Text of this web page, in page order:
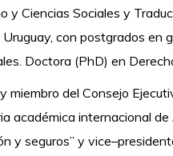
y Ciencias Sociales y
con postgrados en
Doctora (PhD) en
miembro del Consejo
académica internacional
y seguros” y